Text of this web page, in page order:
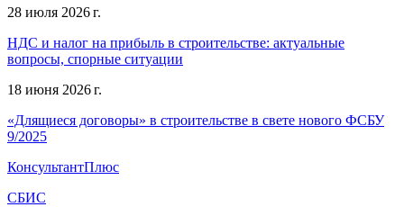
28 июля 2026 г.
НДС и налог на прибыль в строительстве: актуальные
вопросы, спорные ситуации
18 июня 2026 г.
«Длящиеся договоры» в строительстве в свете нового ФСБУ
9/2025
КонсультантПлюс
СБИС